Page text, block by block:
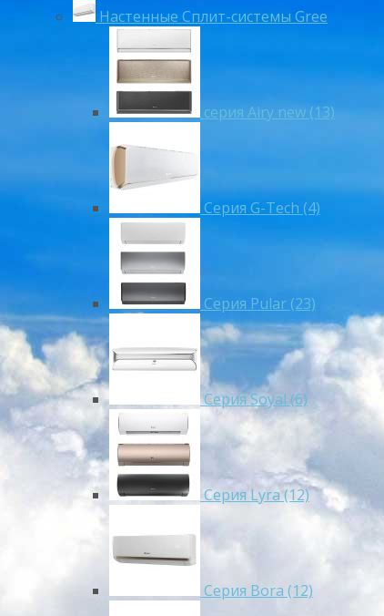
Настенные Сплит-системы Gree
серия Airy new (13)
Серия G-Tech (4)
Серия Pular (23)
Cерия Soyal (6)
Серия Lyra (12)
Серия Bora (12)